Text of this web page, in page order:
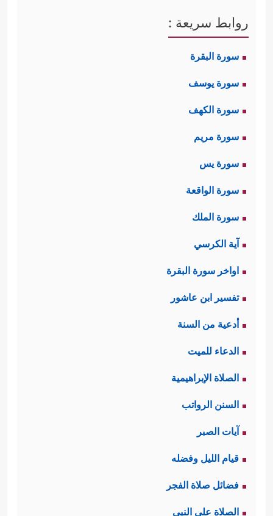
روابط سريعة :
سورة البقرة
سورة يوسف
سورة الكهف
سورة مريم
سورة يس
سورة الواقعة
سورة الملك
آية الكرسي
اواخر سورة البقرة
تفسير ابن عاشور
أدعية من السنة
الدعاء للميت
الصلاة الإبراهيمية
السنن الرواتب
آيات الصبر
قيام الليل وفضله
فضائل صلاة الفجر
الصلاة على النبي